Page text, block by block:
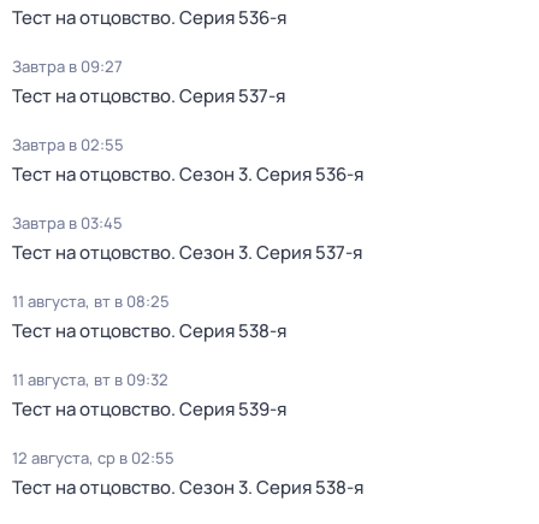
Тест нa отцовствo. Серия 536-я
Завтра в 09:27
Тест нa отцовствo. Серия 537-я
Завтра в 02:55
Тест нa отцовствo. Сезон 3. Серия 536-я
Завтра в 03:45
Тест нa отцовствo. Сезон 3. Серия 537-я
11 августа, вт в 08:25
Тест нa отцовствo. Серия 538-я
11 августа, вт в 09:32
Тест нa отцовствo. Серия 539-я
12 августа, ср в 02:55
Тест нa отцовствo. Сезон 3. Серия 538-я